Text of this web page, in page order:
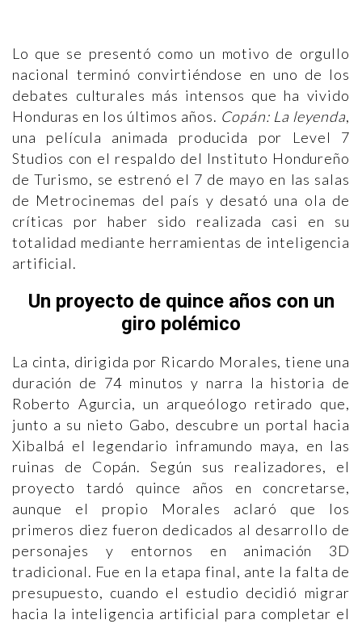
Lo que se presentó como un motivo de orgullo
nacional terminó convirtiéndose en uno de los
debates culturales más intensos que ha vivido
Honduras en los últimos años. Copán: La leyenda,
una película animada producida por Level 7
Studios con el respaldo del Instituto Hondureño
de Turismo, se estrenó el 7 de mayo en las salas
de Metrocinemas del país y desató una ola de
críticas por haber sido realizada casi en su
totalidad mediante herramientas de inteligencia
artificial.
Un proyecto de quince años con un
giro polémico
La cinta, dirigida por Ricardo Morales, tiene una
duración de 74 minutos y narra la historia de
Roberto Agurcia, un arqueólogo retirado que,
junto a su nieto Gabo, descubre un portal hacia
Xibalbá el legendario inframundo maya, en las
ruinas de Copán. Según sus realizadores, el
proyecto tardó quince años en concretarse,
aunque el propio Morales aclaró que los
primeros diez fueron dedicados al desarrollo de
personajes y entornos en animación 3D
tradicional. Fue en la etapa final, ante la falta de
presupuesto, cuando el estudio decidió migrar
hacia la inteligencia artificial para completar el